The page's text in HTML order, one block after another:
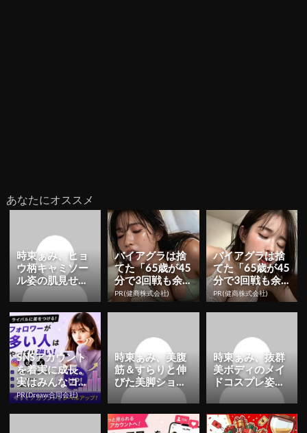
あなたにオススメ
時東ぁみ、ヒョ
ウ柄キャミソー
ル姿の肌見せシ
ョット公開！
「めちゃかわい
い」「最高」...
バイアグラは捨
てた「65歳が45
分で3回戦も余
裕」1日31円で
朝まで絶好調！
PR(健商株式会社)
バイアグラは捨
てた「65歳が45
分で3回戦も余
裕」1日31円で
朝まで絶好調！
PR(健商株式会社)
SNSアカウント
を着実に成長。
実はみんなココ
使ってます。
PR(Dreaw合同会社)
時東ぁみ、美腹
筋＆すらりと伸
びた美脚ショッ
ト公開！「可愛
すぎ」「最高で
す」 | ...
時東ぁみ、抜群
美ボディのメイ
ドコスプレ姿に
ファン絶賛！
「めちゃくちゃ
可愛い」 |...